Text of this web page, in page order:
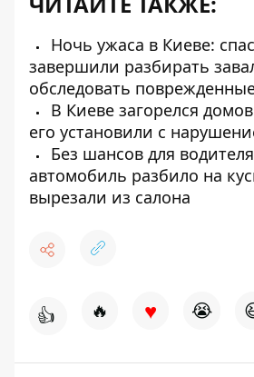
Ночь ужаса в Киеве:
завершили разбирать
обследовать
В Киеве загорелся
его установили с
Без шансов для
автомобиль разбило на
вырезали из салона
👍 🔥 ♥ 😭